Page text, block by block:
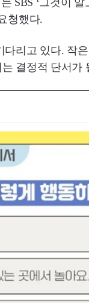
청했다.
리고 있다. 작
결정적 단서가